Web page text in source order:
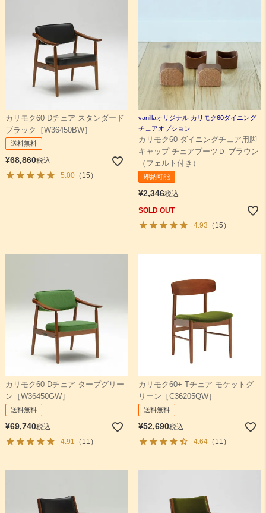
カリモク60 Dチェア スタンダード
ブラック［W36450BW］
送料無料
¥68,860税込
5.00（15）
vanillaオリジナル カリモク60ダイニング
チェアオプション
カリモク60 ダイニングチェア用脚
キャップ チェアブーツＤ ブラウン
（フェルト付き）
即納可能
¥2,346税込
SOLD OUT
4.93 （15）
カリモク60 Dチェア タープグリー
ン［W36450GW］
送料無料
¥69,740税込
4.91
（11）
カリモク60+ Tチェア モケットグ
リーン［C36205QW］
送料無料
¥52,690税込
4.64（11）